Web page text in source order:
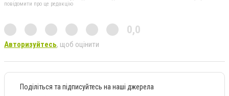
повідомити про це редакцію
0,0
Авторизуйтесь, щоб оцінити
Поділіться та підписуйтесь на наші джерела